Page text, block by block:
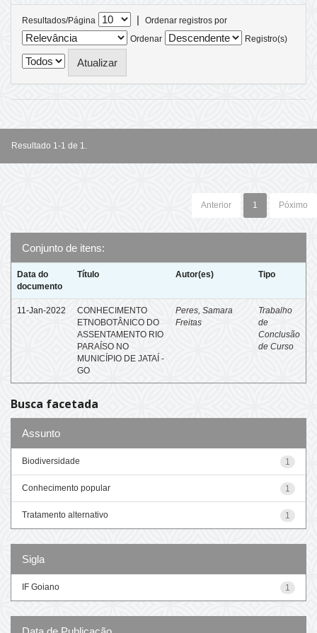
Resultados/Página |
Ordenar registros por
Ordenar
Registro(s)
Resultado 1-1 de 1.
Anterior 1 Póximo
Conjunto de itens:
Data do
documento
Título Autor(es) Tipo
11-Jan-2022
CONHECIMENTO
ETNOBOTÂNICO DO
ASSENTAMENTO RIO
PARAÍSO NO
MUNICÍPIO DE JATAÍ -
GO
Peres, Samara
Freitas
Trabalho
de
Conclusão
de Curso
Busca facetada
Assunto
1
Biodiversidade
1
Conhecimento popular
1
Tratamento alternativo
Sigla
1
IF Goiano